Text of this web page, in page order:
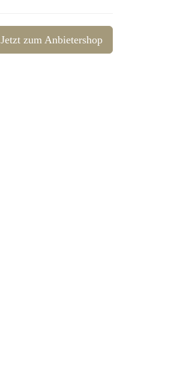
Jetzt zum Anbietershop